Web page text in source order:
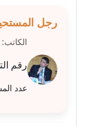
مدونة
عاملة
عاملة
رجل
الكاتب:
رقم
عدد